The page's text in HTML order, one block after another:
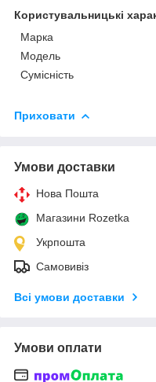
Користувальницькі
Марка
Модель
Сумісність
Приховати
Умови доставки
Нова Пошта
Магазини Rozetka
Укрпошта
Самовивіз
Всі умови доставки
Умови оплати